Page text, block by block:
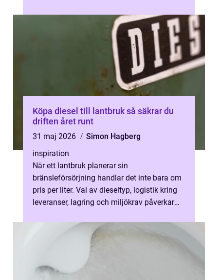
Köpa diesel till lantbruk så säkrar du
driften året runt
31 maj 2026
Simon Hagberg
inspiration
När ett lantbruk planerar sin
bränsleförsörjning handlar det inte bara om
pris per liter. Val av dieseltyp, logistik kring
leveranser, lagring och miljökrav påverkar